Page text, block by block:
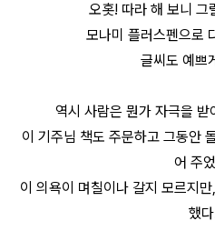
오홋! 따라 해 보니 그
모나미 플러스펜으로
글씨도 예쁘
역시 사람은 뭔가 자극을
이 기주님 책도 주문하고 그동안
어 주
이 의욕이 며칠이나 갈지 모르지
했